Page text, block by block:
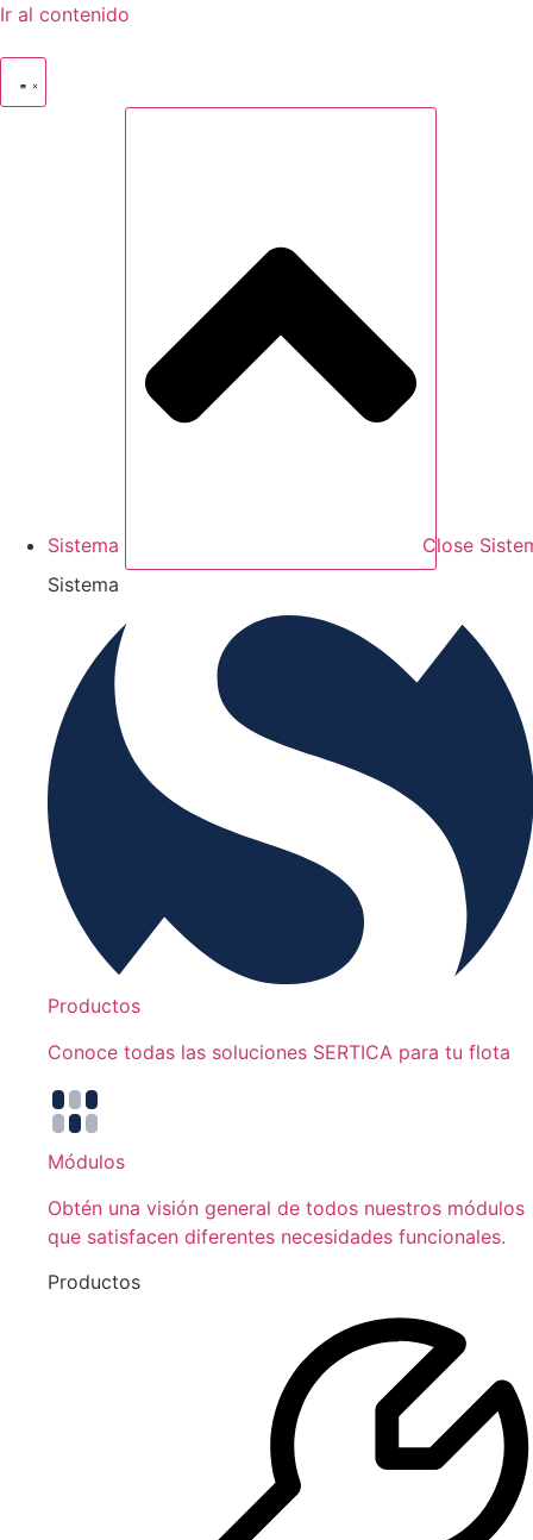
Ir al contenido
Sistema
Close
Sistema
Productos
Conoce todas las soluciones SERTICA para tu flota
Módulos
Obtén una visión general de todos nuestros módulos
que satisfacen diferentes necesidades funcionales.
Productos